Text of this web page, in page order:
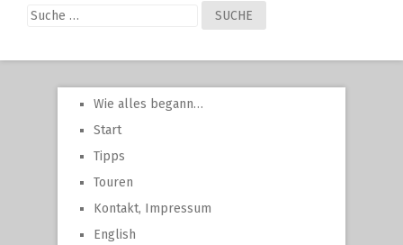
Suche
nach:
Wie alles begann…
Start
Tipps
Touren
Kontakt, Impressum
English